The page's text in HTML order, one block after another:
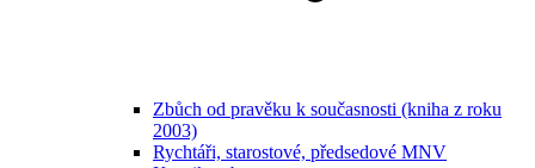
Zbůch od pravěku k současnosti (kniha z roku
2003)
Rychtáři, starostové, předsedové MNV